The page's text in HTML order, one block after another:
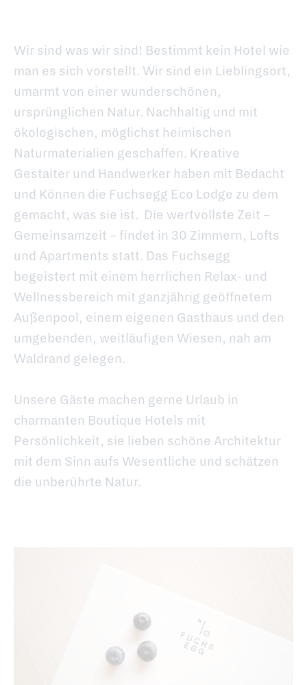
Wir sind was wir sind! Bestimmt kein Hotel wie
man es sich vorstellt. Wir sind ein Lieblingsort,
umarmt von einer wunderschönen,
ursprünglichen Natur. Nachhaltig und mit
ökologischen, möglichst heimischen
Naturmaterialien geschaffen. Kreative
Gestalter und Handwerker haben mit Bedacht
und Können die Fuchsegg Eco Lodge zu dem
gemacht, was sie ist. Die wertvollste Zeit –
Gemeinsamzeit – findet in 30 Zimmern, Lofts
und Apartments statt. Das Fuchsegg
begeistert mit einem herrlichen Relax- und
Wellnessbereich mit ganzjährig geöffnetem
Außenpool, einem eigenen Gasthaus und den
umgebenden, weitläufigen Wiesen, nah am
Waldrand gelegen.
Unsere Gäste machen gerne Urlaub in
charmanten Boutique Hotels mit
Persönlichkeit, sie lieben schöne Architektur
mit dem Sinn aufs Wesentliche und schätzen
die unberührte Natur.